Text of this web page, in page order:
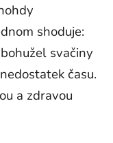
shoduje:
svačiny
času.
a zdravou